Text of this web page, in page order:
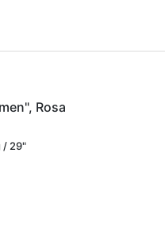
Rosa
/ 29"